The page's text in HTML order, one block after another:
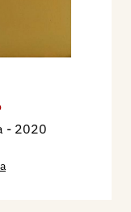
- 2020